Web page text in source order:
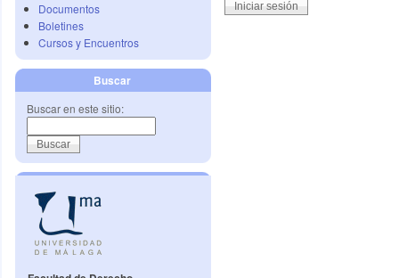
Documentos
Boletines
Cursos y Encuentros
Buscar
Buscar en este sitio: